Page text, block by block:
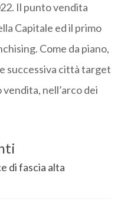
Il punto vendita
Capitale ed il primo
Come da piano,
successiva città target
nell’arco dei
di fascia alta